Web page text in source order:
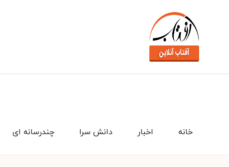
چندرسانه ای دانش سرا اخبار خانه